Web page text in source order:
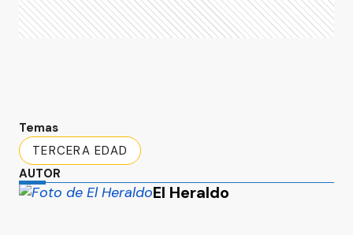
Temas
TERCERA EDAD
AUTOR
El Heraldo